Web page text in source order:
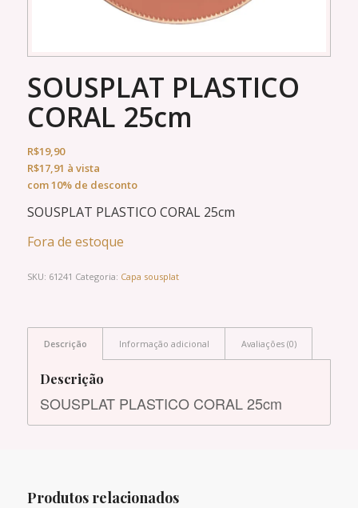
SOUSPLAT PLASTICO
CORAL 25cm
R$19,90
R$17,91 à vista
com 10% de desconto
SOUSPLAT PLASTICO CORAL 25cm
Fora de estoque
SKU: 61241 Categoria: Capa sousplat
Descrição Informação adicional Avaliações (0)
Descrição
SOUSPLAT PLASTICO CORAL 25cm
Produtos relacionados